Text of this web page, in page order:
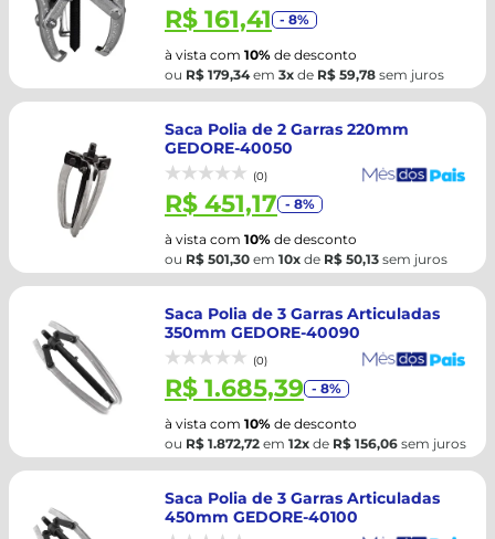
R$ 161,41 - 8%
à vista com 10% de desconto
ou R$ 179,34em 3x de R$ 59,78 sem juros
Saca Polia de 2 Garras 220mm
GEDORE-40050
(0)
R$ 451,17 - 8%
à vista com 10% de desconto
ou R$ 501,30 em 10x de R$ 50,13 sem juros
Saca Polia de 3 Garras Articuladas
350mm GEDORE-40090
(0)
R$ 1.685,39 - 8%
à vista com 10% de desconto
ou R$ 1.872,72 em 12x de R$ 156,06 sem juros
Saca Polia de 3 Garras Articuladas
450mm GEDORE-40100